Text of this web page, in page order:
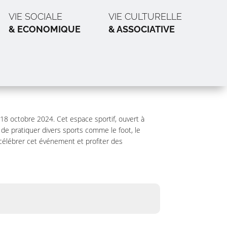
VIE SOCIALE
& ECONOMIQUE
VIE CULTURELLE
& ASSOCIATIVE
octobre 2024. Cet espace sportif, ouvert à
pratiquer divers sports comme le foot, le
cet événement et profiter des